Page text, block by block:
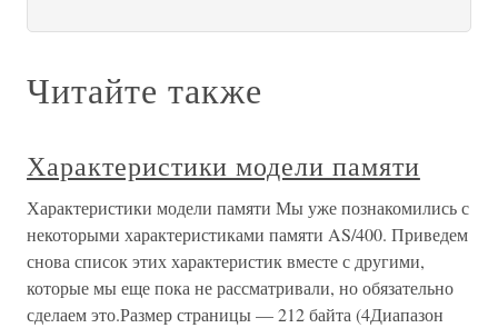
Читайте также
Характеристики модели памяти
Характеристики модели памяти Мы уже познакомились с
некоторыми характеристиками памяти AS/400. Приведем
снова список этих характеристик вместе с другими,
которые мы еще пока не рассматривали, но обязательно
сделаем это.Размер страницы — 212 байта (4Диапазон